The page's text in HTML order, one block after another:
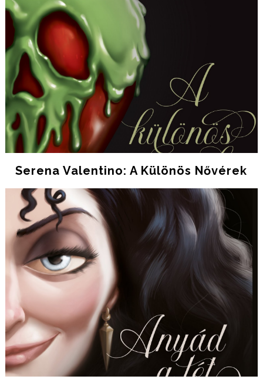
Serena Valentino: A Különös Nővérek